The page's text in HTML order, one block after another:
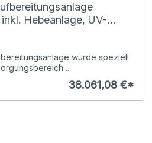
Hebeanlage, UV-
wurde speziell
...
38.061,08 €*